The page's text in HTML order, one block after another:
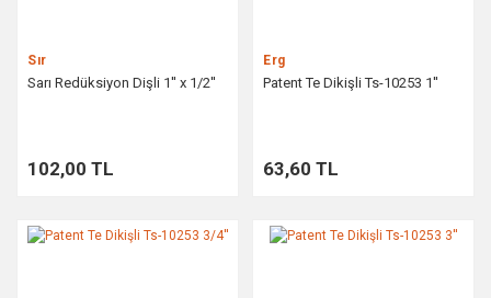
Sır
Sarı Redüksiyon Dişli 1'' x 1/2''
102,00 TL
Erg
Patent Te Dikişli Ts-10253 1''
63,60 TL